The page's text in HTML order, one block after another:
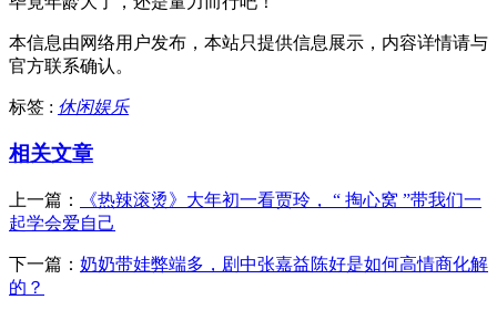
本信息由网络用户发布， 本站只提供信息展示，内容详情请与
官方联系确认。
标签 : 休闲娱乐
相关文章
上一篇：
《热辣滚烫》大年初一看贾玲， “ 掏心窝 ”带我们一
起学会爱自己
下一篇： 奶奶带娃弊端多，剧中张嘉益陈好是如何高情商化解
的？